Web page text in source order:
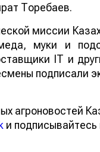
Торебаев.
миссии
муки и
IT и
подписали
агроновостей
и